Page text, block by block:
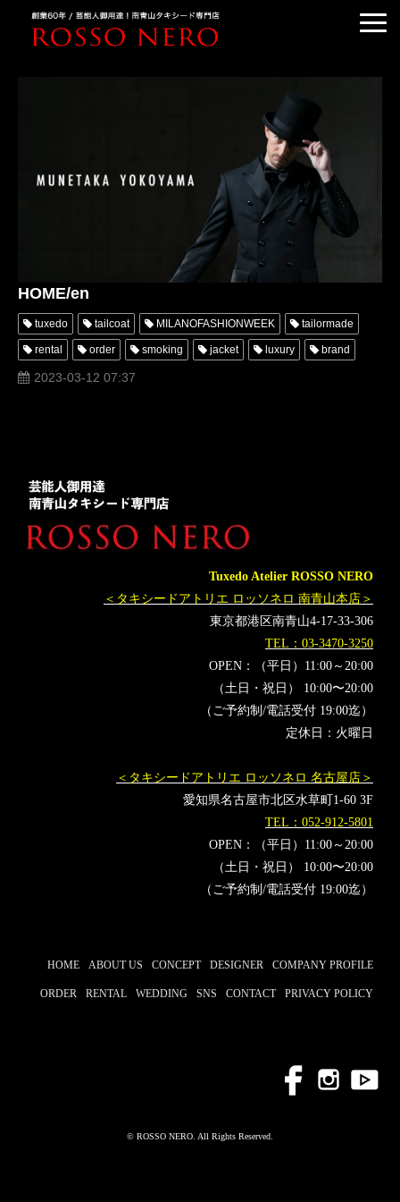
KIMONO DRESS
CUSTOMER'S VOICE
COLUMN &BLOG
ABOUT US
HOME/en
tuxedo tailcoat MILANOFASHIONWEEK tailormade
rental order smoking jacket luxury brand
2023-03-12 07:37
Tuxedo Atelier ROSSO NERO
＜タキシードアトリエ ロッソネロ 南青山本店＞
東京都港区南青山4-17-33-306
TEL：03-3470-3250
OPEN：（平日）11:00～20:00
（土日・祝日） 10:00〜20:00
（ご予約制/電話受付 19:00迄）
定休日：火曜日
＜タキシードアトリエ ロッソネロ 名古屋店＞
愛知県名古屋市北区水草町1-60 3F
TEL：052-912-5801
OPEN：（平日）11:00～20:00
（土日・祝日） 10:00〜20:00
（ご予約制/電話受付 19:00迄）
HOME ABOUT US CONCEPT DESIGNER COMPANY PROFILE
ORDER RENTAL WEDDING SNS CONTACT PRIVACY POLICY
© ROSSO NERO. All Rights Reserved.